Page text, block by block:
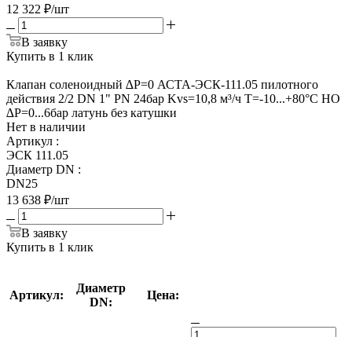
12 322 ₽/шт
В заявку
Купить в 1 клик
Клапан соленоидный ∆Р=0 АСТА-ЭСК-111.05 пилотного
действия 2/2 DN 1" PN 24бар Kvs=10,8 м³/ч Т=-10...+80°С НО
∆Р=0...6бар латунь без катушки
Нет в наличии
Артикул :
ЭСК 111.05
Диаметр DN :
DN25
13 638 ₽/шт
В заявку
Купить в 1 клик
Артикул:
Диаметр
DN:
Цена: